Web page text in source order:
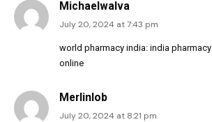
MichaelwaIva
July 20, 2024 at 7:43 pm
world pharmacy india: india pharmacy
online
Merlinlob
July 20, 2024 at 8:21 pm